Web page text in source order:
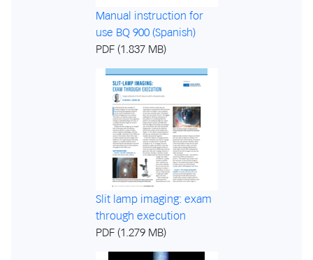
Manual instruction for
use BQ 900 (Spanish)
PDF (1.837 MB)
Slit lamp imaging: exam
through execution
PDF (1.279 MB)